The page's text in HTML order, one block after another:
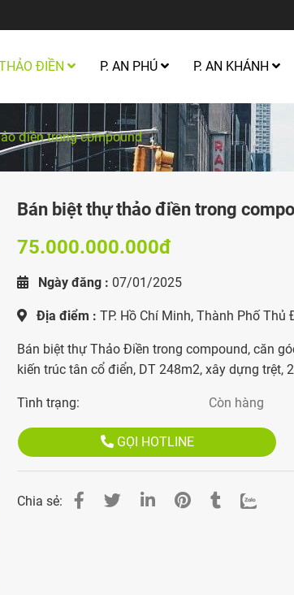
ĐIỀN P. AN PHÚ P. AN KHÁNH
điền trong compound
Bán biệt thự thảo điền trong
75.000.000.000đ
Ngày đăng : 07/01/2025
Địa điểm : TP. Hồ Chí Minh, Thành Phố
Bán biệt thự Thảo Điền trong compound, căn
kiến trúc tân cổ điển, DT 248m2, xây dựng trệt,
Tình trạng: Còn hàng
GỌI HOTLINE
Chia sẻ: